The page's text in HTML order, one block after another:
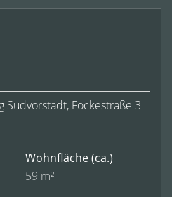
Südvorstadt, Fockestraße 3
Wohnfläche(ca.)
59 m²